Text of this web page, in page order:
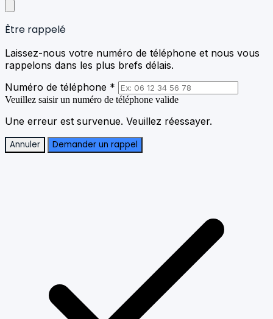
Être rappelé
Laissez-nous votre numéro de téléphone et nous vous
rappelons dans les plus brefs délais.
Numéro de téléphone *
Veuillez saisir un numéro de téléphone valide
Une erreur est survenue. Veuillez réessayer.
Annuler Demander un rappel